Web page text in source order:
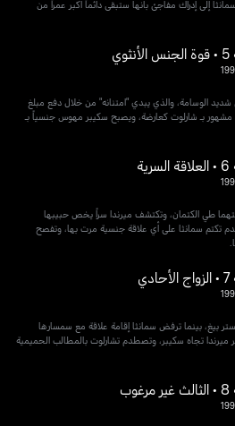
إلى إدراك مفاجئ بأنها ستبقى دائماً أكبر عمراً من
الوسامة، والذي يبدي "امتنانه" من خلال دفع مبلغ
مشهور بـ شارلوت كعارضة، ويصبح سكيبر مهوس جنسياً بـ
طي الكتمان، وتكتشف ميرندا سراً يخص حبيبها
تكتم سمانثا على أي علاقة جنسية مرت بها، وتفصح
بيغ، بينما ترفض سمانثا إقامة علاقة مع سمسارها
ميرندا تجاه سكيبر، وتصطدم تشارلوت بالمطالب الحميمية